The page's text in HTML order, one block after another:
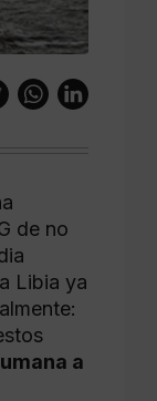
de no
Libia ya
a